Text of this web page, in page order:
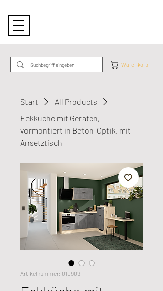
Warenkorb
Start
All Products
Eckküche mit Geräten,
vormontiert in Beton-Optik, mit
Ansetztisch
Artikelnummer: 010909